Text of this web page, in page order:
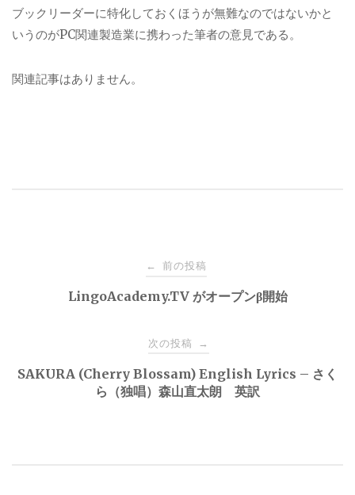
ブックリーダーに特化しておくほうが無難なのではないかと
いうのがPC関連製造業に携わった筆者の意見である。
関連記事はありません。
ビ
← 前の投稿
LingoAcademy.TV がオープンβ開始
次の投稿 →
SAKURA (Cherry Blossam) English Lyrics – さく
ら（独唱）森山直太朗 英訳